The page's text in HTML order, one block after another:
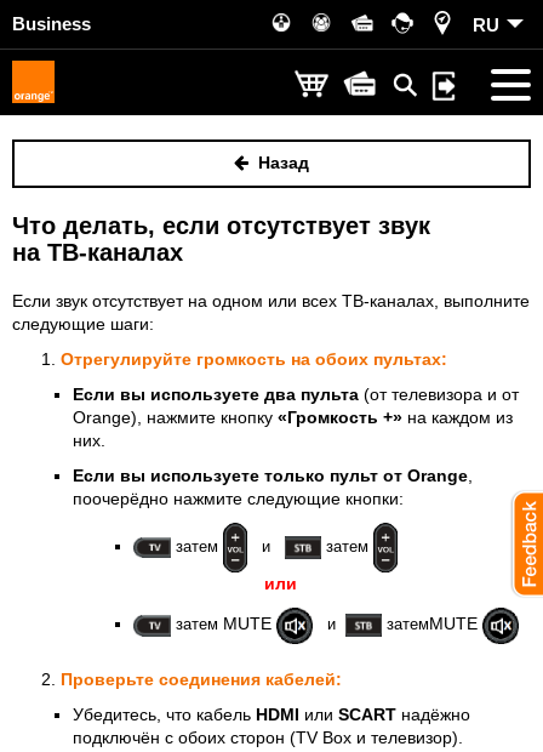
Business RU
Назад
Что делать, если отсутствует звук
на ТВ-каналах
Если звук отсутствует на одном или всех ТВ-каналах, выполните
следующие шаги:
Отрегулируйте громкость на обоих пультах:
Если вы используете два пульта (от телевизора и от
Orange), нажмите кнопку «Громкость +» на каждом из
них.
Если вы используете только пульт от Orange
поочерёдно нажмите следующие кнопки:
затем и затем
или
затем MUTE и затемMUTE
Проверьте соединения кабелей:
Убедитесь, что кабель HDMI или SCART надёжно
подключён с обоих сторон (TV Box и телевизор).